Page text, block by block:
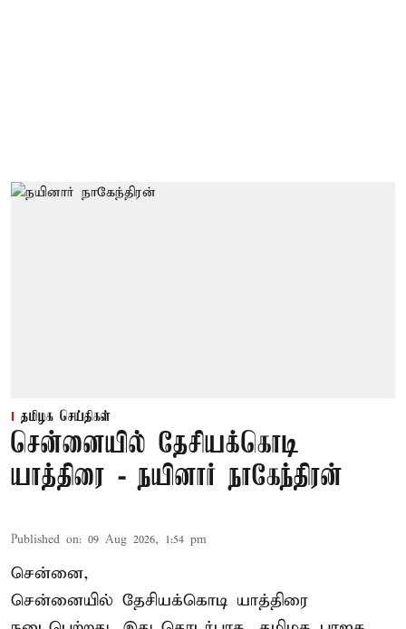
தமிழக செய்திகள்
சென்னையில் தேசியக்கொடி
யாத்திரை - நயினார் நாகேந்திரன்
Published on: 09 Aug 2026, 1:54 pm
சென்னை,
சென்னையில் தேசியக்கொடி யாத்திரை